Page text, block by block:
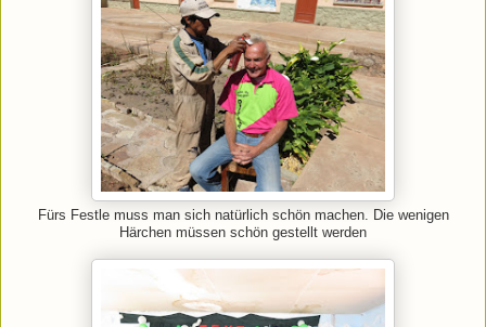
Fürs Festle muss man sich natürlich schön machen. Die wenigen
Härchen müssen schön gestellt werden